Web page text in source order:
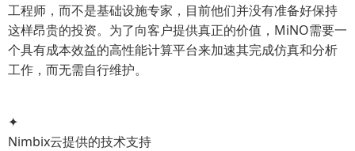
工程师，而不是基础设施专家，目前他们并没有准备好保持
这样昂贵的投资。为了向客户提供真正的价值，MiNO需要一
个具有成本效益的高性能计算平台来加速其完成仿真和分析
工作，而无需自行维护。
✦
Nimbix云提供的技术支持